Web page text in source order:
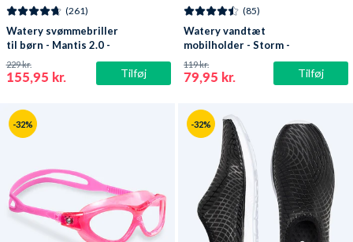
Tilføj
(261)
Watery svømmebriller
til børn - Mantis 2.0 -
Atlantic Blå/klar
155,95 kr.
229 kr.
Tilføj
(85)
Watery vandtæt
mobilholder - Storm -
Sort
79,95 kr.
119 kr.
-32% -32%